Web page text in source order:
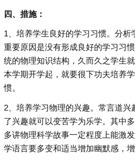
四、措施：
1、培养学生良好的学习习惯。分析
重要原因是没有形成良好的学习习
统的物理知识结构，久而久之学生
本学期开学起，就要很下功夫培养
惯。
2、培养学习物理的兴趣。常言道兴
了兴趣就可以变苦学为乐学。其中
多讲物理科学故事一定程度上能激
学语言要多变和适当增加幽默感，增